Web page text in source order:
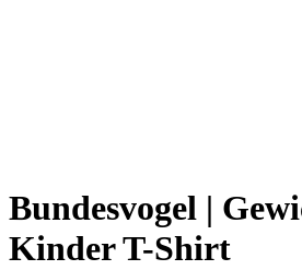
Bundesvogel |
Kinder T-Shirt